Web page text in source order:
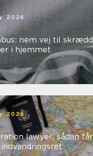
2026
nem vej til
i hjemmet
2026
lawyer: sådan